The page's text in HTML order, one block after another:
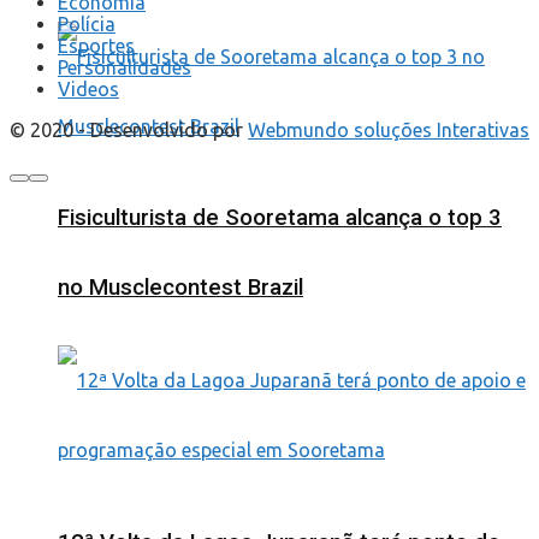
Fisiculturista de Sooretama alcança o top 3
no Musclecontest Brazil
Polícia
Esportes
Personalidades
Videos
© 2020 - Desenvolvido por Webmundo soluções Interativas